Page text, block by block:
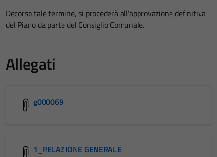
Decorso tale termine, si procederà all'approvazione definitiva
del Piano da parte del Consiglio Comunale.
Allegati
g000069
1_RELAZIONE GENERALE